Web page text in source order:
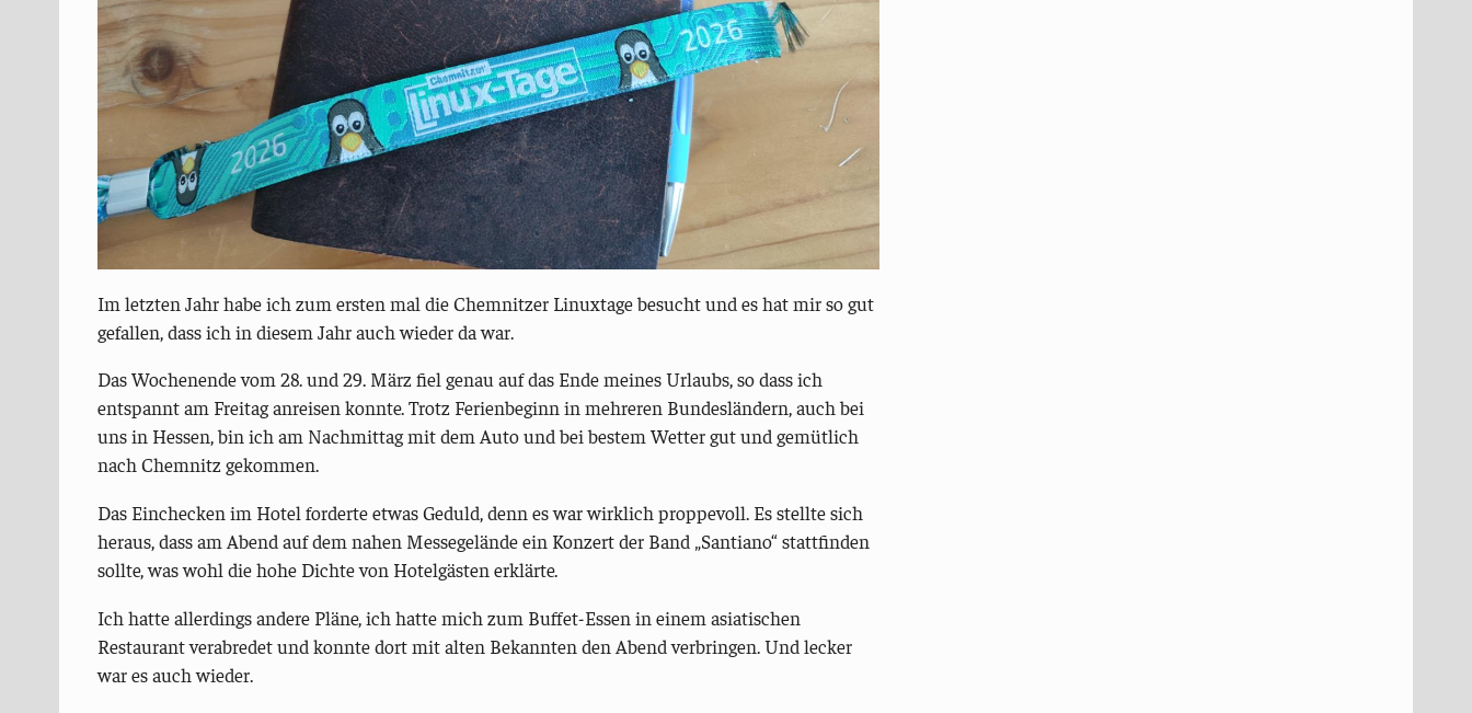
Im letzten Jahr habe ich zum ersten mal die Chemnitzer Linuxtage besucht und es hat mir so gut
gefallen, dass ich in diesem Jahr auch wieder da war.
Das Wochenende vom 28. und 29. März fiel genau auf das Ende meines Urlaubs, so dass ich
entspannt am Freitag anreisen konnte. Trotz Ferienbeginn in mehreren Bundesländern, auch bei
uns in Hessen, bin ich am Nachmittag mit dem Auto und bei bestem Wetter gut und gemütlich
nach Chemnitz gekommen.
Das Einchecken im Hotel forderte etwas Geduld, denn es war wirklich proppevoll. Es stellte sich
heraus, dass am Abend auf dem nahen Messegelände ein Konzert der Band „Santiano“ stattfinden
sollte, was wohl die hohe Dichte von Hotelgästen erklärte.
Ich hatte allerdings andere Pläne, ich hatte mich zum Buffet-Essen in einem asiatischen
Restaurant verabredet und konnte dort mit alten Bekannten den Abend verbringen. Und lecker
war es auch wieder.